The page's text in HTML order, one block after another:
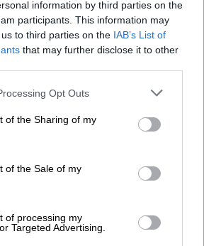
information by third parties on the
participants. This information may
to third parties on the IAB’s List of
that may further disclose it to other
website/app uses one or more Google
or usage behaviour. You may click to
to Google and its third-party tags to
specified purposes in below Google
Opt Outs
of the Sharing of my
of the Sale of my
of processing my
Targeted Advertising.
αποκτήσει προβάδισμα 2-0
Ισπανία, όμως δεν
τη σειρά στο
με τη Βαλένθια να
«διπλά» και να
σε Game 5. Πλέον, η ομάδα
καλείται να πετύχει τρίτη
στην ίδια σειρά, κάτι που
ποτέ ξανά στα play off της
να εξασφαλίσει την